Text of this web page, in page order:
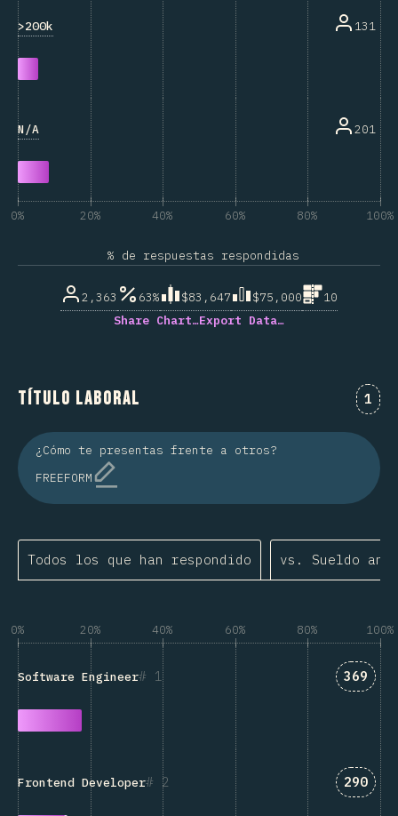
>200k 131
N/A 201
0% 20% 40% 60% 80% 100%
% de respuestas respondidas
2,363 63% $83,647 $75,000
10
Share Chart…Export Data…
Título laboral 1
¿Cómo te presentas frente a otros?
FREEFORM
Todos los que han respondido vs. Sueldo
0% 20% 40% 60% 80% 100%
1
Software Engineer 369
2
Frontend Developer 290